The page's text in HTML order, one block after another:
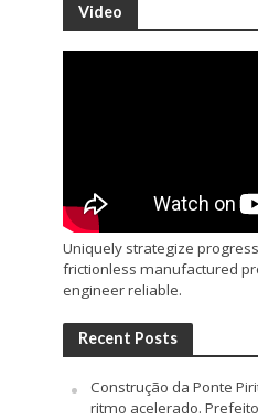
Video
Uniquely strategize
frictionless manufactured
engineer reliable.
Recent Posts
Construção da Ponte
ritmo acelerado.